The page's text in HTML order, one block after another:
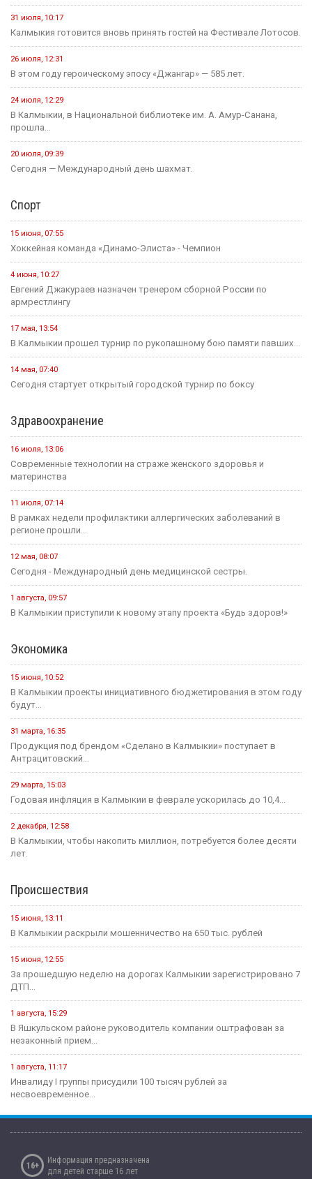
31 июля, 10:17
Калмыкия готовится вновь принять гостей на Фестивале Лотосов.
26 июля, 12:31
В этом году героическому эпосу «Джангар» — 585 лет.
24 июля, 12:29
В Калмыкии, в Национальной библиотеке им. А. Амур-Санана,
прошла...
20 июля, 09:39
Сегодня — Международный день шахмат.
Спорт
15 июня, 07:55
Хоккейная команда «Динамо-Элиста» - Чемпион
4 июня, 10:27
Евгений Джакураев назначен тренером сборной России по
армрестлингу
17 мая, 13:54
В Калмыкии прошел турнир по рукопашному бою памяти павших...
14 мая, 07:40
Сегодня стартует открытый городской турнир по боксу
Здравоохранение
16 июля, 13:06
Современные технологии на страже женского здоровья и
материнства
11 июля, 07:14
В рамках недели профилактики аллергических заболеваний в
регионе прошли...
12 мая, 08:07
Сегодня - Международный день медицинской сестры.
1 августа, 09:57
В Калмыкии приступили к новому этапу проекта «Будь здоров!»
Экономика
15 июня, 10:52
В Калмыкии проекты инициативного бюджетирования в этом году
будут...
31 марта, 16:35
Продукция под брендом «Сделано в Калмыкии» поступает в
Антрацитовский...
29 марта, 15:03
Годовая инфляция в Калмыкии в феврале ускорилась до 10,4...
2 декабря, 12:58
В Калмыкии, чтобы накопить миллион, потребуется более десяти
лет.
Происшествия
15 июня, 13:11
В Калмыкии раскрыли мошенничество на 650 тыс. рублей
15 июня, 12:55
За прошедшую неделю на дорогах Калмыкии зарегистрировано 7
ДТП...
1 августа, 15:29
В Яшкульском районе руководитель компании оштрафован за
незаконный прием...
1 августа, 11:17
Инвалиду I группы присудили 100 тысяч рублей за
несвоевременное...
16+
Информация предназначена
для детей старше 16 лет